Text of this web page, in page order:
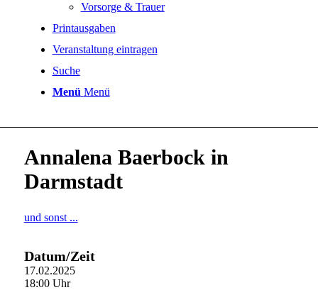
Vorsorge & Trauer
Printausgaben
Veranstaltung eintragen
Suche
Menü Menü
Annalena Baerbock in
Darmstadt
und sonst ...
Datum/Zeit
17.02.2025
18:00 Uhr